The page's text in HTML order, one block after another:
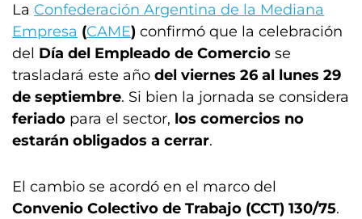
La Confederación Argentina de la Mediana
Empresa (CAME) confirmó que la celebración
del Día del Empleado de Comercio se
trasladará este año del viernes 26 al lunes 29
de septiembre. Si bien la jornada se considera
feriado para el sector, los comercios no
estarán obligados a cerrar.
El cambio se acordó en el marco del
Convenio Colectivo de Trabajo (CCT) 130/75.